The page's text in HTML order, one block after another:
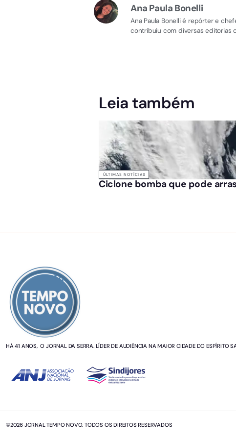
Ana Paula Bonelli
Ana Paula Bonelli é repórter e
contribuiu com diversas editorias
Leia também
ÚLTIMAS NOTÍCIAS
Ciclone bomba que pode
HÁ 41 ANOS, O JORNAL DA SERRA. LÍDER DE AUDIÊNCIA NA MAIOR CIDADE DO ESPÍRITO
©2026 JORNAL TEMPO NOVO. TODOS OS DIREITOS RESERVADOS